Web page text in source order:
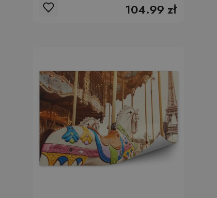
104.99 zł